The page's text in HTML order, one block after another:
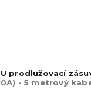
přenosné LED
nástavců,